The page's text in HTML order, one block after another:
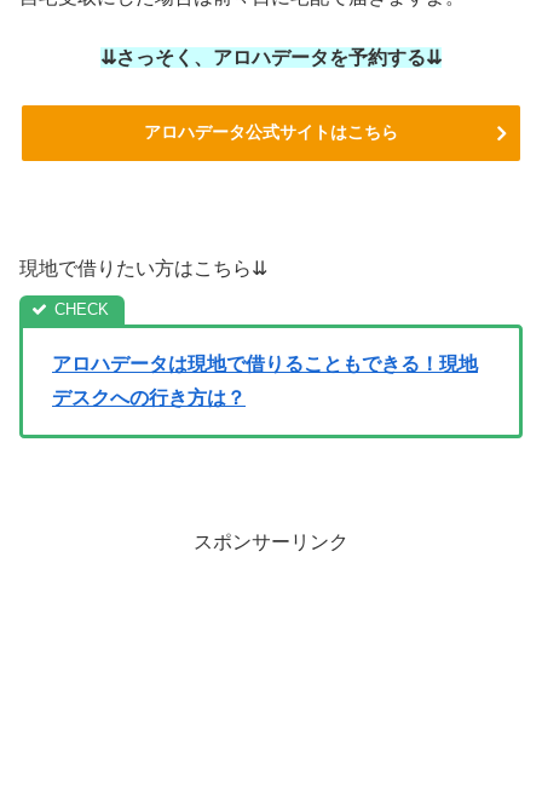
⇊さっそく、アロハデータを予約する⇊
アロハデータ公式サイトはこちら
現地で借りたい方はこちら⇊
アロハデータは現地で借りることもできる！現地
デスクへの行き方は？
スポンサーリンク